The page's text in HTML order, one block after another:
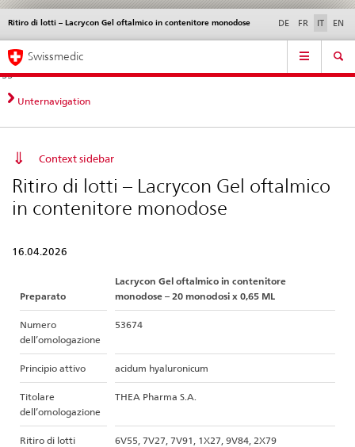
Navigazione
diretta:
novità,
aspetti
contatto
Novità &
norme
Contatto | Supporto &
aiuto
Ritiro di lotti – Lacrycon Gel oftalmico in contenitore monodose DE FR IT EN
Service
Navigation
Swissmedic
Unternavigation
Context sidebar
Ritiro di lotti – Lacrycon Gel oftalmico
in contenitore monodose
16.04.2026
Preparato
Lacrycon Gel oftalmico in contenitore
monodose – 20 monodosi x 0,65 ML
Numero
dell’omologazione
53674
Principio attivo acidum hyaluronicum
Titolare
dell’omologazione
THEA Pharma S.A.
Ritiro di lotti 6V55, 7V27, 7V91, 1X27, 9V84, 2X79